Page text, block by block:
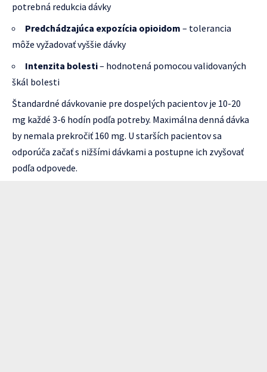
potrebná redukcia dávky
Predchádzajúca expozícia opioidom – tolerancia
môže vyžadovať vyššie dávky
Intenzita bolesti– hodnotená pomocou validovaných
škál bolesti
Štandardné dávkovanie pre dospelých pacientov je 10-20
mg každé 3-6 hodín podľa potreby. Maximálna denná dávka
by nemala prekročiť 160 mg. U starších pacientov sa
odporúča začať s nižšími dávkami a postupne ich zvyšovať
podľa odpovede.